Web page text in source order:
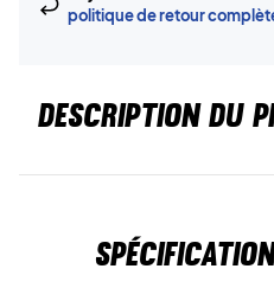
politique de retour
DESCRIPTION DU